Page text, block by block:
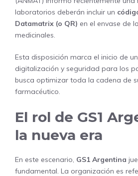
laboratorios deberán incluir un
Datamatrix (o QR) en el envase de
medicinales.
Esta disposición marca el inicio de
digitalización y seguridad para los
busca optimizar toda la cadena de
farmacéutico.
El rol de GS1
la nueva era
En este escenario, GS1 Argentina
fundamental. La organización es